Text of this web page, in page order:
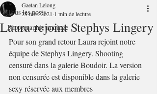
Tous les posts
Photographie mariage
Laura rejoint Stephys Lingery
Gaetan Lelong
25 févr. 2021 1 min de lecture
Pour son grand retour Laura rejoint notre
équipe de Stephys Lingery. Shooting
censuré dans la galerie Boudoir. La version
non censurée est disponible dans la galerie
sexy réservée aux membres